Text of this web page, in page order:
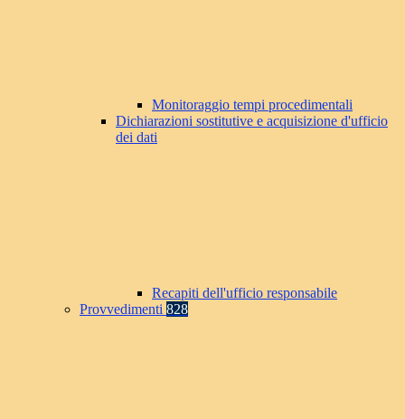
Monitoraggio tempi procedimentali
Dichiarazioni sostitutive e acquisizione d'ufficio
dei dati
Recapiti dell'ufficio responsabile
Provvedimenti 828